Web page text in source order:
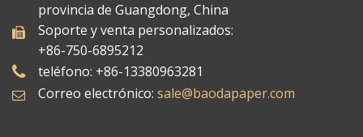
provincia de Guangdong, China
Soporte y venta personalizados:
+86-750-6895212
teléfono: +86-13380963281
Correo electrónico: sale@baodapaper.com​​​​​​​